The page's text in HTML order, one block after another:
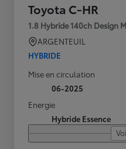
Toyota C-HR
1.8 Hybride 140ch Design
ARGENTEUIL
HYBRIDE
Mise en circulation
06-2025
Energie
Hybride Essence